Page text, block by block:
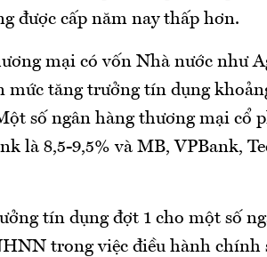
được cấp năm nay thấp hơn.
mại có vốn Nhà nước như
mức tăng trưởng tín dụng
số ngân hàng thương mại cổ
là 8,5-9,5% và MB, VPBank,
tín dụng đợt 1 cho một số
trong việc điều hành chính